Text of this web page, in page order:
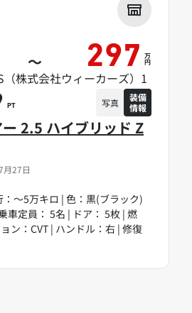
月27日
ー 2.5 ハイブリッド Z
～5万キロ | 色：黒(ブラック)
車定員： 5名 | ドア： 5枚 | 燃
ン：CVT | ハンドル：右 | 修復
～ 297 万
円
（株式会社ウィーカーズ）1
PT 写真
装備
情報